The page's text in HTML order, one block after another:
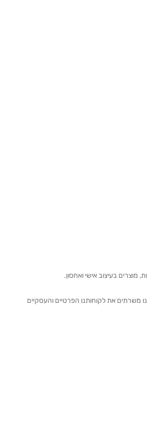
מוצרים בעיצוב אישי ואחסון.
הגדול והמרשים ביותר בצפון המשתרע על 800 מטרים, וממנו אנו משרתים את לקוחותנו הפרטיים והעסקיים